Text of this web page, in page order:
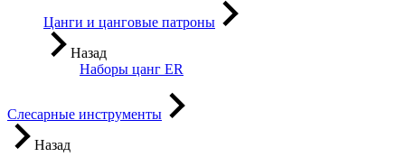
Цанги и цанговые патроны
Назад
Наборы цанг ER
Слесарные инструменты
Назад